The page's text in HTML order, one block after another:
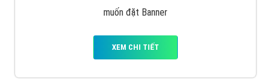
muốn đặt Banner
XEM CHI TIẾT